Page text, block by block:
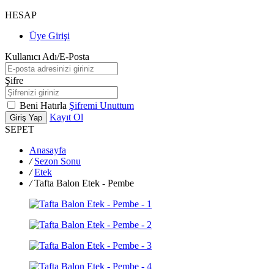
HESAP
Üye Girişi
Kullanıcı Adı/E-Posta
Şifre
Beni Hatırla Şifremi Unuttum
Giriş Yap
Kayıt Ol
SEPET
Anasayfa
/ Sezon Sonu
/ Etek
/ Tafta Balon Etek - Pembe